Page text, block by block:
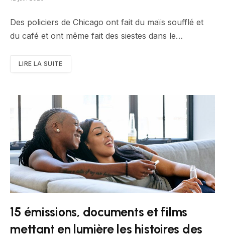
Des policiers de Chicago ont fait du maïs soufflé et
du café et ont même fait des siestes dans le…
LIRE LA SUITE
15 émissions, documents et films
mettant en lumière les histoires des